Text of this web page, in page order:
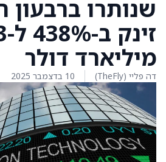
מיליארד דולר
דה פליי (TheFly) 10 בדצמבר 2025